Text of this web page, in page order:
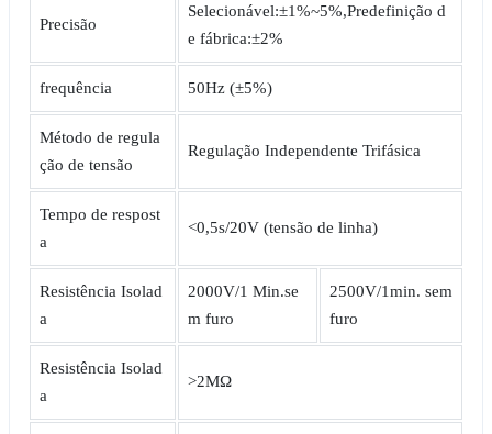
Precisão
Selecionável:±1%~5%,Predefinição d
e fábrica:±2%
frequência 50Hz (±5%)
Método de regula
ção de tensão
Regulação Independente Trifásica
Tempo de respost
a
<0,5s/20V (tensão de linha)
Resistência Isolad
a
2000V/1 Min.se
m furo
2500V/1min. sem
furo
Resistência Isolad
a
>2MΩ